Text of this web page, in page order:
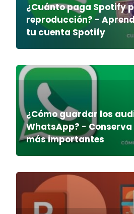
¿Cuánto paga Spotify
reproducción? -
tu cuenta Spotify
¿Cómo guardar los
WhatsApp? -
más importantes